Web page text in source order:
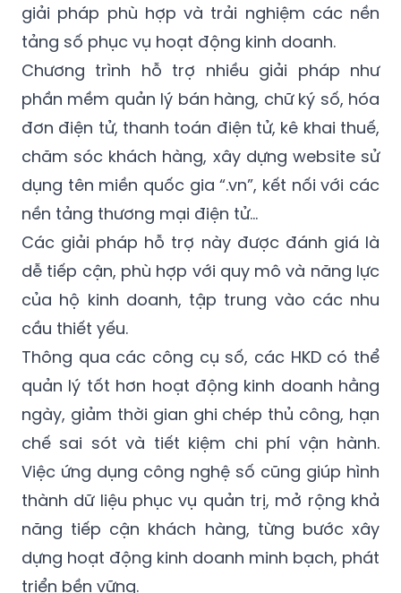
giải pháp phù hợp và trải nghiệm các nền
tảng số phục vụ hoạt động kinh doanh.
Chương trình hỗ trợ nhiều giải pháp như
phần mềm quản lý bán hàng, chữ ký số, hóa
đơn điện tử, thanh toán điện tử, kê khai thuế,
chăm sóc khách hàng, xây dựng website sử
dụng tên miền quốc gia “.vn”, kết nối với các
nền tảng thương mại điện tử…
Các giải pháp hỗ trợ này được đánh giá là
dễ tiếp cận, phù hợp với quy mô và năng lực
của hộ kinh doanh, tập trung vào các nhu
cầu thiết yếu.
Thông qua các công cụ số, các HKD có thể
quản lý tốt hơn hoạt động kinh doanh hằng
ngày, giảm thời gian ghi chép thủ công, hạn
chế sai sót và tiết kiệm chi phí vận hành.
Việc ứng dụng công nghệ số cũng giúp hình
thành dữ liệu phục vụ quản trị, mở rộng khả
năng tiếp cận khách hàng, từng bước xây
dựng hoạt động kinh doanh minh bạch, phát
triển bền vững.